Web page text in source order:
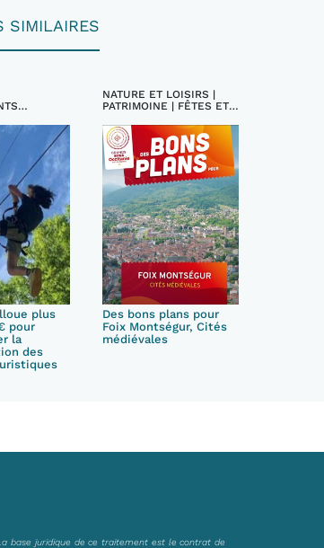
SIMILAIRES
plus
pour
la
des
NATURE ET LOISIRS |
PATRIMOINE | FÊTES ET
INCONTOURNABLES
Des bons plans pour
Foix Montségur, Cités
médiévales
base juridique de ce traitement est le contrat de